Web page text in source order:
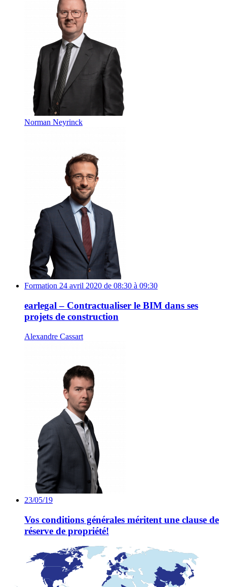
Norman Neyrinck
Formation 24 avril 2020 de 08:30 à 09:30
earlegal – Contractualiser le BIM dans ses
projets de construction
Alexandre Cassart
23/05/19
Vos conditions générales méritent une clause de
réserve de propriété!